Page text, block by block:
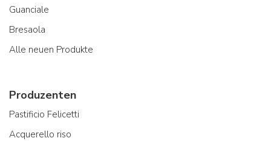
Guanciale
Bresaola
Alle neuen Produkte
Produzenten
Pastificio Felicetti
Acquerello riso